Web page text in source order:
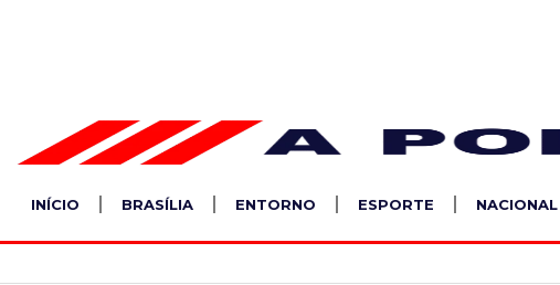
INÍCIO BRASÍLIA ENTORNO ESPORTE NACIONAL